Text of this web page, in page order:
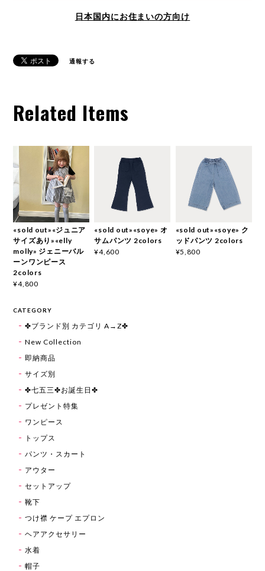
日本国内にお住まいの方向け
通報する
Related Items
«sold out»«ジュニア
サイズあり»«elly
molly» ジェニーバル
ーンワンピース
2colors
¥4,800
«sold out»«soye» オ
サムパンツ 2colors
¥4,600
«sold out»«soye» ク
ッドパンツ 2colors
¥5,800
CATEGORY
✤ブランド別 カテゴリ A→Z✤
New Collection
即納商品
サイズ別
✤七五三✤お誕生日✤
プレゼント特集
ワンピース
トップス
パンツ・スカート
アウター
セットアップ
靴下
つけ襟 ケープ エプロン
ヘアアクセサリー
水着
帽子